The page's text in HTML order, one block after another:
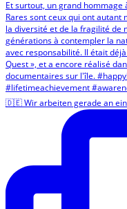
🇩🇪 Wir arbeiten gerade an